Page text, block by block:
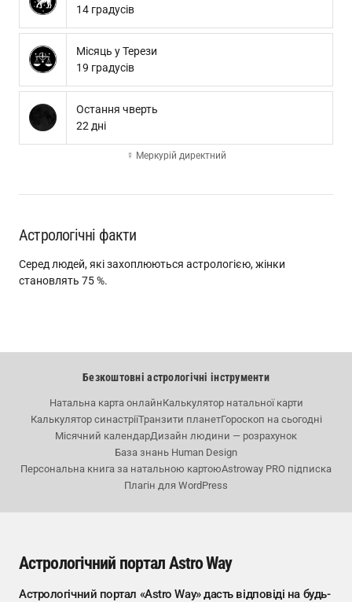
14 градусів
Місяць у Терези
19 градусів
Остання чверть
22 дні
☿ Меркурій директний
Астрологічні факти
Серед людей, які захоплюються астрологією, жінки
становлять 75 %.
Безкоштовні астрологічні інструменти
Натальна карта онлайнКалькулятор натальної карти
Калькулятор синастріїТранзити планетГороскоп на сьогодні
Місячний календарДизайн людини — розрахунок
База знань Human Design
Персональна книга за натальною картоюAstroway PRO підписка
Плагін для WordPress
Астрологічний портал Astro Way
Астрологічний портал «Astro Way» дасть відповіді на будь-